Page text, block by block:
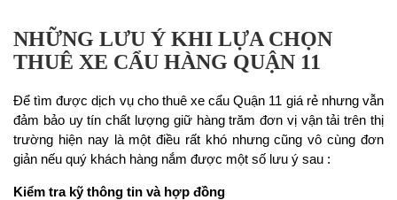
NHỮNG LƯU Ý KHI LỰA CHỌN
THUÊ XE CẨU HÀNG QUẬN 11
Để tìm được dịch vụ cho thuê xe cẩu Quận 11 giá rẻ nhưng vẫn
đảm bảo uy tín chất lượng giữ hàng trăm đơn vị vận tải trên thị
trường hiện nay là một điều rất khó nhưng cũng vô cùng đơn
giản nếu quý khách hàng nắm được một số lưu ý sau :
Kiểm tra kỹ thông tin và hợp đồng